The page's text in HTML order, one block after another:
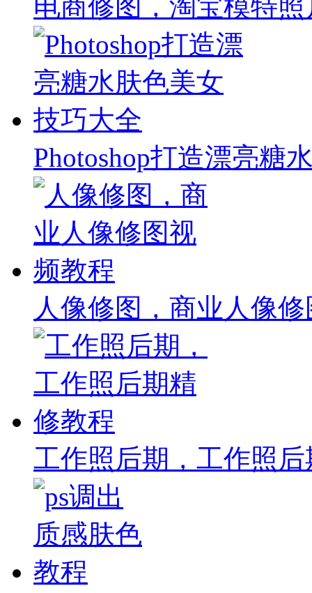
电商修图，淘宝模特
Photoshop打造漂亮糖
人像修图，商业人像
工作照后期，工作照